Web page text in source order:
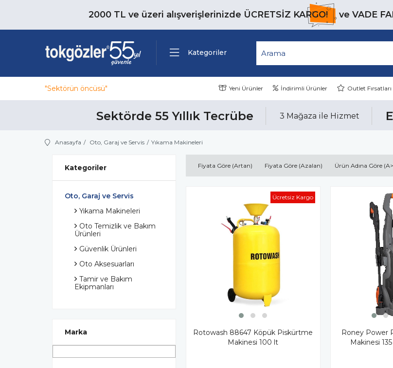
2000 TL ve üzeri alışverişlerinizde ÜCRETSİZ KARGO! ve VADE
Kategoriler
"Sektörün öncüsü" Yeni Ürünler İndirimli Ürünler Outlet Fırsatları
Sektörde 55 Yıllık Tecrübe 3 Mağaza ile Hizmet
Anasayfa Oto, Garaj ve Servis Yıkama Makineleri
Kategoriler
Oto, Garaj ve Servis
Yıkama Makineleri
Oto Temizlik ve Bakım
Ürünleri
Güvenlik Ürünleri
Oto Aksesuarları
Tamir ve Bakım
Ekipmanları
Marka
Fiyata Göre (Artan) Fiyata Göre (Azalan) Ürün Adına Göre
Rotowash 88647 Köpük Piskürtme
Makinesi 100 lt
Ücretsiz Kargo
Roney Power
Makinesi